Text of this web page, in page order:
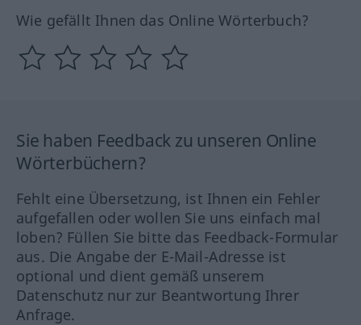
Wie gefällt Ihnen das Online Wörterbuch?
Sie haben Feedback zu unseren Online
Wörterbüchern?
Fehlt eine Übersetzung, ist Ihnen ein Fehler
aufgefallen oder wollen Sie uns einfach mal
loben? Füllen Sie bitte das Feedback-Formular
aus. Die Angabe der E-Mail-Adresse ist
optional und dient gemäß unserem
Datenschutz nur zur Beantwortung Ihrer
Anfrage.